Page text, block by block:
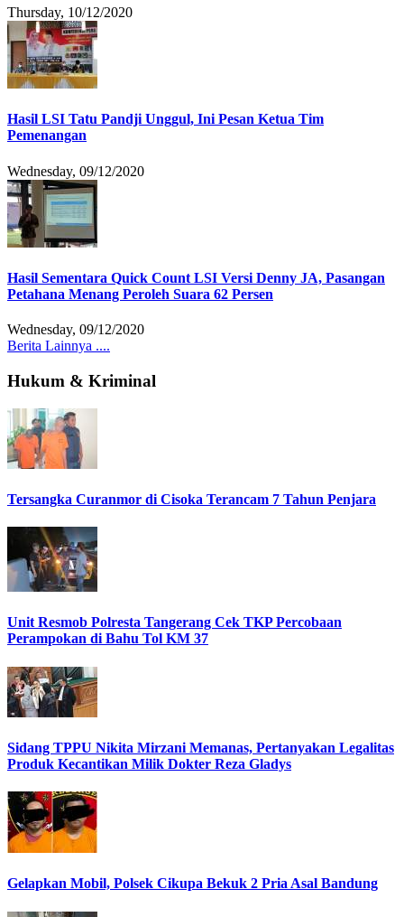
Thursday, 10/12/2020
Hasil LSI Tatu Pandji Unggul, Ini Pesan Ketua Tim
Pemenangan
Wednesday, 09/12/2020
Hasil Sementara Quick Count LSI Versi Denny JA, Pasangan
Petahana Menang Peroleh Suara 62 Persen
Wednesday, 09/12/2020
Berita Lainnya ....
Hukum & Kriminal
Tersangka Curanmor di Cisoka Terancam 7 Tahun Penjara
Unit Resmob Polresta Tangerang Cek TKP Percobaan
Perampokan di Bahu Tol KM 37
Sidang TPPU Nikita Mirzani Memanas, Pertanyakan Legalitas
Produk Kecantikan Milik Dokter Reza Gladys
Gelapkan Mobil, Polsek Cikupa Bekuk 2 Pria Asal Bandung